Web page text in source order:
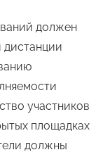
должен
дистанции
участников
площадках
должны